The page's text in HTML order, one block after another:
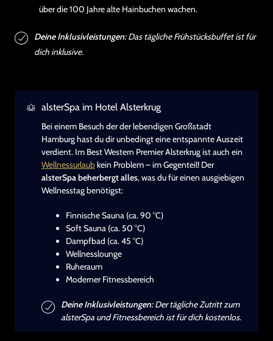
über die 100 Jahre alte Hainbuchen wachen.
Deine Inklusivleistungen:Das tägliche Frühstücksbuffet ist für
dich inklusive.
alsterSpa im Hotel Alsterkrug
Bei einem Besuch der der lebendigen Großstadt
Hamburg hast du dir unbedingt eine entspannte Auszeit
verdient. Im Best Western Premier Alsterkrug ist auch ein
Wellnessurlaubkein Problem – im Gegenteil! Der
alsterSpa beherbergt alles, was du für einen ausgiebigen
Wellnesstag benötigst:
Finnische Sauna (ca. 90 °C)
Soft Sauna (ca. 50 °C)
Dampfbad (ca. 45 °C)
Wellnesslounge
Ruheraum
Moderner Fitnessbereich
Deine Inklusivleistungen:Der tägliche Zutritt zum
alsterSpa und Fitnessbereich ist für dich kostenlos.